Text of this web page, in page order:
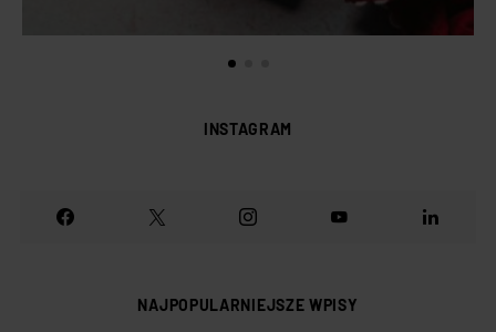
INSTAGRAM
NAJPOPULARNIEJSZE WPISY